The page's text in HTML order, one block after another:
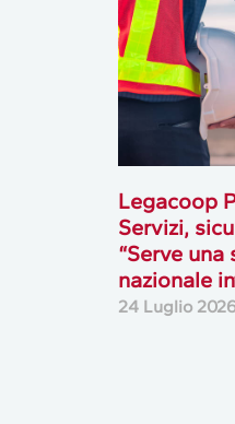
Legacoop
Servizi,
“Serve
nazionale
24 Luglio